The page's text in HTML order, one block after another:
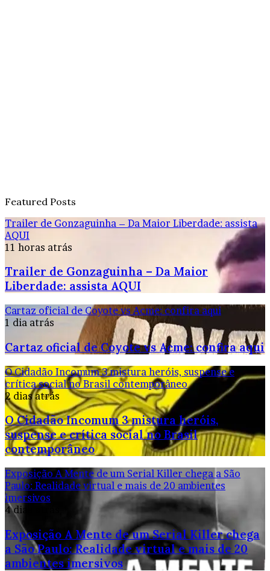
Featured Posts
Trailer de Gonzaguinha – Da Maior Liberdade: assista
AQUI
11 horas atrás
Trailer de Gonzaguinha – Da Maior
Liberdade: assista AQUI
Cartaz oficial de Coyote vs Acme: confira aqui
1 dia atrás
Cartaz oficial de Coyote vs Acme: confira aqui
O Cidadão Incomum 3 mistura heróis, suspense e
crítica social no Brasil contemporâneo
2 dias atrás
O Cidadão Incomum 3 mistura heróis,
suspense e crítica social no Brasil
contemporâneo
Exposição A Mente de um Serial Killer chega a São
Paulo: Realidade virtual e mais de 20 ambientes
imersivos
4 dias atrás
Exposição A Mente de um Serial Killer chega
a São Paulo: Realidade virtual e mais de 20
ambientes imersivos